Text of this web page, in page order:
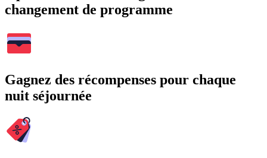
changement de programme
Gagnez des récompenses pour chaque
nuit séjournée